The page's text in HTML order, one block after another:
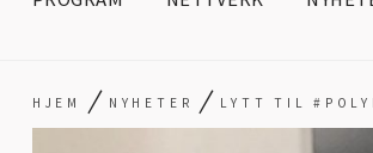
HJEM / NYHETER / LYTT TIL